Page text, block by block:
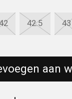
42.5 43